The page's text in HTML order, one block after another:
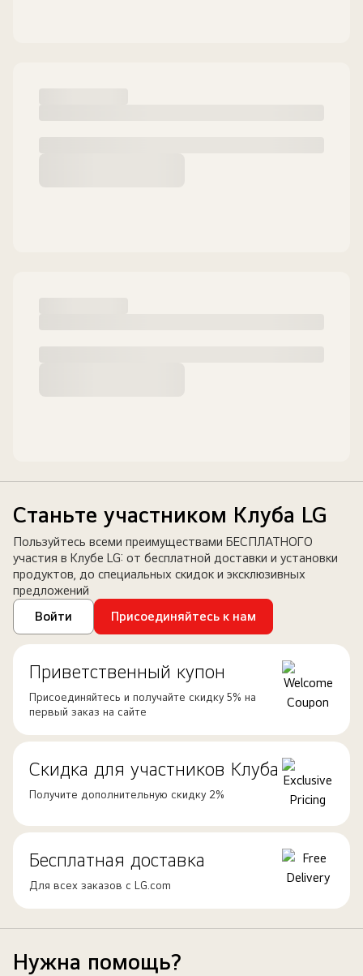
Станьте участником Клуба LG
Пользуйтесь всеми преимуществами БЕСПЛАТНОГО
участия в Клубе LG: от бесплатной доставки и установки
продуктов, до специальных скидок и эксклюзивных
предложений
Войти
Присоединяйтесь к нам
Приветственный купон
Присоединяйтесь и получайте скидку 5% на
первый заказ на сайте
Скидка для участников Клуба
Получите дополнительную скидку 2%
Бесплатная доставка
Для всех заказов с LG.com
Нужна помощь?